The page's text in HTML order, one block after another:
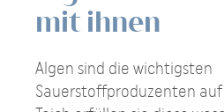
mit ihnen
Algen sind die wichtigsten
Sauerstoffproduzenten auf